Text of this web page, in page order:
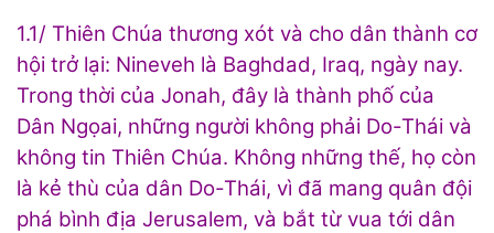
1.1/ Thiên Chúa thương xót và cho dân thành cơ
hội trở lại: Nineveh là Baghdad, Iraq, ngày nay.
Trong thời của Jonah, đây là thành phố của
Dân Ngọai, những người không phải Do-Thái và
không tin Thiên Chúa. Không những thế, họ còn
là kẻ thù của dân Do-Thái, vì đã mang quân đội
phá bình địa Jerusalem, và bắt từ vua tới dân